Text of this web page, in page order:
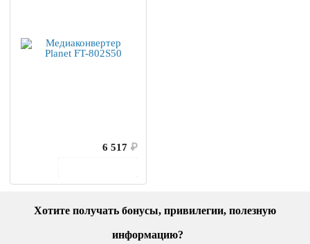
6 517 ₽
Хотите получать бонусы, привилегии, полезную
информацию?